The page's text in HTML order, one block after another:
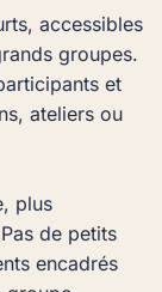
accessibles
groupes.
et
ateliers ou
plus
de petits
encadrés